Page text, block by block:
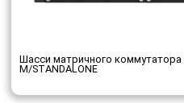
Шасси матричного коммутатора
M/STANDALONE